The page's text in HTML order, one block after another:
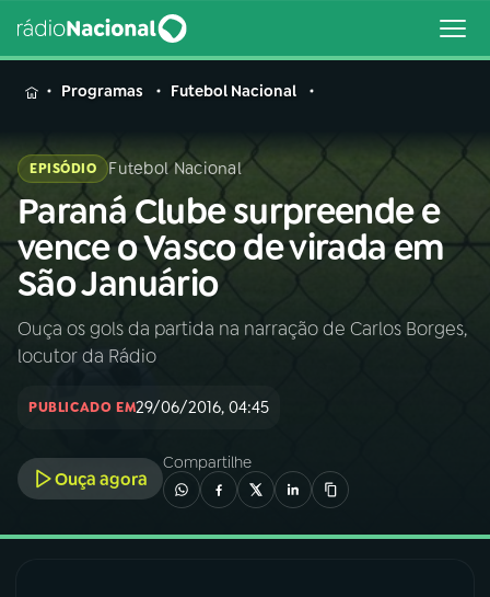
MENU
Buscar
na
Rádio
Nacional
Buscar
AO VIVO
INÍCIO
A RÁDIO
03PROGRAMAÇÃO
Programas Futebol Nacional
EPISÓDIO Futebol Nacional
Paraná Clube surpreende e
vence o Vasco de virada em
São Januário
Ouça os gols da partida na narração de Carlos Borges,
locutor da Rádio
PUBLICADO EM29/06/2016, 04:45
Ouça agora
Compartilhe